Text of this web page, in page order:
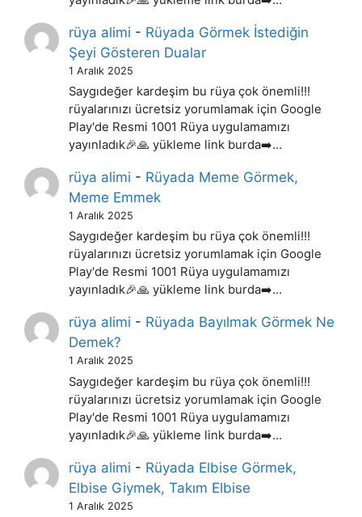
rüya alimi - Rüyada Görmek İstediğin
Şeyi Gösteren Dualar
1 Aralık 2025
Saygıdeğer kardeşim bu rüya çok önemli!!!
rüyalarınızı ücretsiz yorumlamak için Google
Play'de Resmi 1001 Rüya uygulamamızı
yayınladık🎉🙏 yükleme link burda➡️…
rüya alimi - Rüyada Meme Görmek,
Meme Emmek
1 Aralık 2025
Saygıdeğer kardeşim bu rüya çok önemli!!!
rüyalarınızı ücretsiz yorumlamak için Google
Play'de Resmi 1001 Rüya uygulamamızı
yayınladık🎉🙏 yükleme link burda➡️…
rüya alimi - Rüyada Bayılmak Görmek Ne
Demek?
1 Aralık 2025
Saygıdeğer kardeşim bu rüya çok önemli!!!
rüyalarınızı ücretsiz yorumlamak için Google
Play'de Resmi 1001 Rüya uygulamamızı
yayınladık🎉🙏 yükleme link burda➡️…
rüya alimi - Rüyada Elbise Görmek,
Elbise Giymek, Takım Elbise
1 Aralık 2025